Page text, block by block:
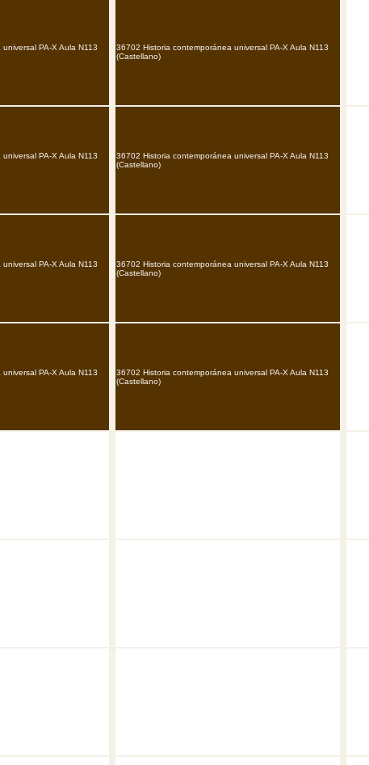
PA-X Aula N113
PA-X Aula N113
PA-X Aula N113
PA-X Aula N113
36702 Historia contemporánea universal PA-X Aula N113
(Castellano)
36702 Historia contemporánea universal PA-X Aula N113
(Castellano)
36702 Historia contemporánea universal PA-X Aula N113
(Castellano)
36702 Historia contemporánea universal PA-X Aula N113
(Castellano)